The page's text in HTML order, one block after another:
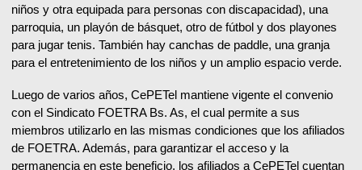
niños y otra equipada para personas con discapacidad), una
parroquia, un playón de básquet, otro de fútbol y dos playones
para jugar tenis. También hay canchas de paddle, una granja
para el entretenimiento de los niños y un amplio espacio verde.
Luego de varios años, CePETel mantiene vigente el convenio
con el Sindicato FOETRA Bs. As, el cual permite a sus
miembros utilizarlo en las mismas condiciones que los afiliados
de FOETRA. Además, para garantizar el acceso y la
permanencia en este beneficio, los afiliados a CePETel cuentan